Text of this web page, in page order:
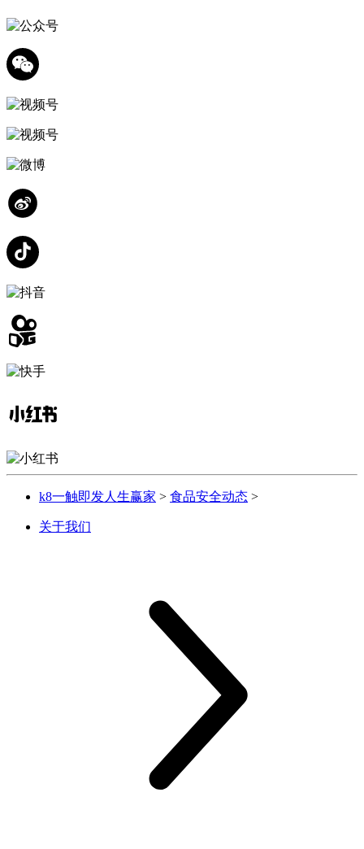
k8一触即发人生赢家 > 食品安全动态 >
关于我们